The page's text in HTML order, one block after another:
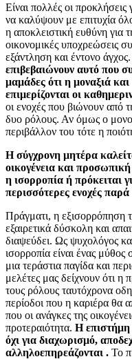
Είναι πολλές οι προκλήσεις
να καλύψουν με επιτυχία
η αποκλειστική ευθύνη για
οικονομικές υποχρεώσεις
εξάντληση και έντονο άγχος.
επιβεβαιώνουν αυτό που
μαμάδες ότι η μοναξιά
επιμερίζονται οι
οι ενοχές που βιώνουν από
δυο ρόλους. Αν όμως ο
περιβάλλον του τότε η
Η σύγχρονη μητέρα
οικογένεια και
η ισορροπία ή πρόκειται
περισσότερες ενοχές
Πράγματι, η εξισορρόπηση
εξαιρετικά δύσκολη και
διαψεύδει. Ως ψυχολόγος
ισορροπία είναι ένας μύθος
μια τεράστια παγίδα και
μελέτες μας δείχνουν ότι η
τους ρόλους ταυτόχρονα
περίοδοι που η καριέρα θα
που οι ανάγκες της
προτεραιότητα. Η επιστήμη
όχι για διαχωρισμό,
αλληλοεπηρεάζονται . Το